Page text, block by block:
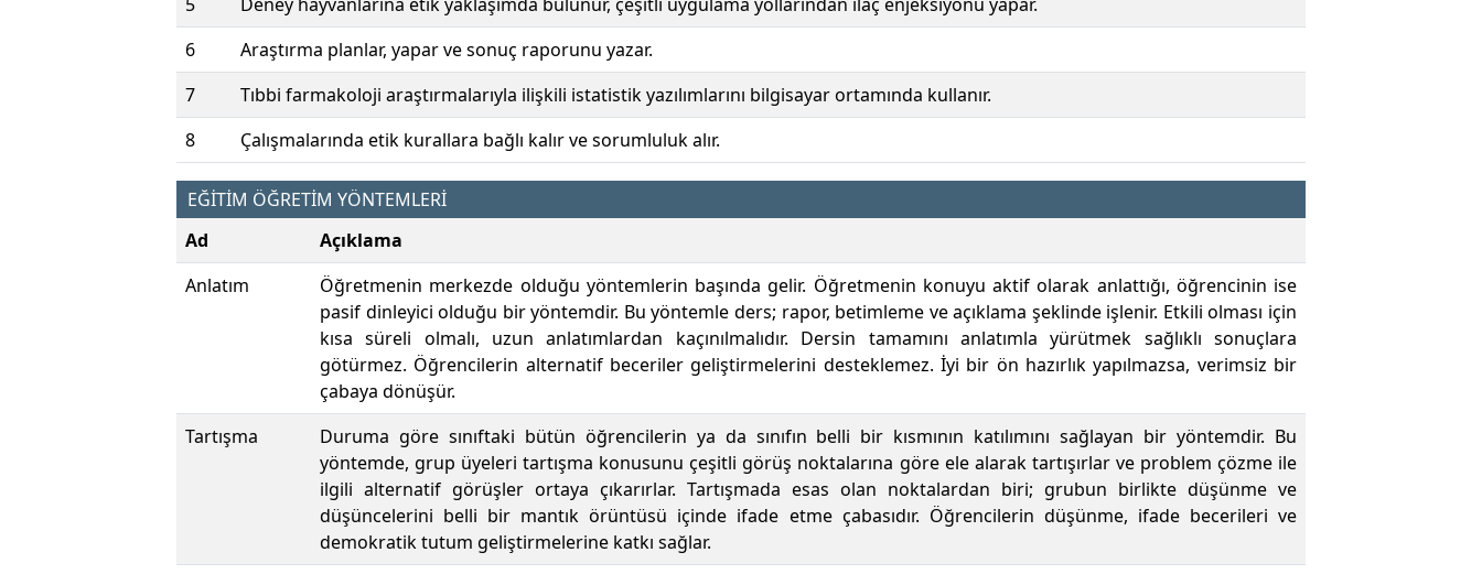
6
Araştırma planlar, yapar ve sonuç raporunu yazar.
7
Tıbbi farmakoloji araştırmalarıyla ilişkili istatistik yazılımlarını bilgisayar ortamında kullanır.
8
Çalışmalarında etik kurallara bağlı kalır ve sorumluluk alır.
EĞİTİM ÖĞRETİM YÖNTEMLERİ
Ad
Açıklama
Anlatım
Öğretmenin merkezde olduğu yöntemlerin başında gelir. Öğretmenin konuyu aktif olarak anlattığı, öğrencinin ise
pasif dinleyici olduğu bir yöntemdir. Bu yöntemle ders; rapor, betimleme ve açıklama şeklinde işlenir. Etkili olması için
kısa süreli olmalı, uzun anlatımlardan kaçınılmalıdır. Dersin tamamını anlatımla yürütmek sağlıklı sonuçlara
götürmez. Öğrencilerin alternatif beceriler geliştirmelerini desteklemez. İyi bir ön hazırlık yapılmazsa, verimsiz bir
çabaya dönüşür.
Tartışma
Duruma göre sınıftaki bütün öğrencilerin ya da sınıfın belli bir kısmının katılımını sağlayan bir yöntemdir. Bu
yöntemde, grup üyeleri tartışma konusunu çeşitli görüş noktalarına göre ele alarak tartışırlar ve problem çözme ile
ilgili alternatif görüşler ortaya çıkarırlar. Tartışmada esas olan noktalardan biri; grubun birlikte düşünme ve
düşüncelerini belli bir mantık örüntüsü içinde ifade etme çabasıdır. Öğrencilerin düşünme, ifade becerileri ve
demokratik tutum geliştirmelerine katkı sağlar.